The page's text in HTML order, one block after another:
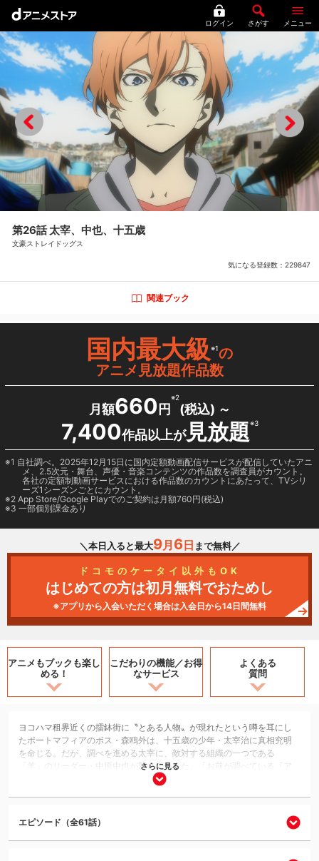
ログイン さがす メニュー
第26話 太宰、中也、十五歳
文豪ストレイドッグス
気になる登録数： 229847
関連ブック
国内最大級※1の
アニメ見放題作品数
月額660 円
※2
(税込) ～
7,400作品以上が見放題※3
1 自社調べ。2025年12月15日に国内定額動画配信サービスが配信していたアニ
メ、2.5次元・舞台、声優・音楽コンテンツの作品数を調査員がカウント。
各社の定額制動画サービスにおける作品数のカウントにあたって、TVシリ
ーズ1シーズンごとにカウント。
2 App Store/Google Playでのご契約は月額760円(税込)
3 一部個別課金あり
＼本日入ると最大9月 6日 まで無料／
ドコモのケータイ以外もOK
はじめての方は初月無料でおためし
※アプリから入会いただく場合は入会日から14日間無料
アニメもブックも楽し
める！
こだわりの機能／お得
なサービス
よくある
質問
ヨコハマ租界近くの擂鉢街に〝とある人物〟が現れたという噂を耳にし
たポートマフィアのボス・森鴎外は、十五歳の少年・太宰治に真相究明
を命じる。だが、調べを進める太宰に、敵対する組織の一つである
「羊」のリーダー・中原中也が襲い掛かった。「お前が調べている『ア
ラハバキ』について、話してもらおうか」と、聞き慣れぬ名を口にする
アクション/バトル
さらに見る
エピソード（全61話）